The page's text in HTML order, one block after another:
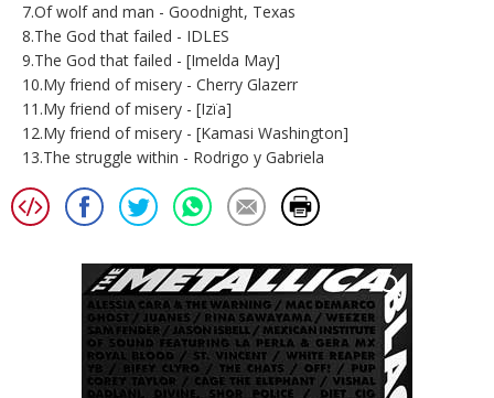
7.Of wolf and man - Goodnight, Texas
8.The God that failed - IDLES
9.The God that failed - [Imelda May]
10.My friend of misery - Cherry Glazerr
11.My friend of misery - [Izïa]
12.My friend of misery - [Kamasi Washington]
13.The struggle within - Rodrigo y Gabriela